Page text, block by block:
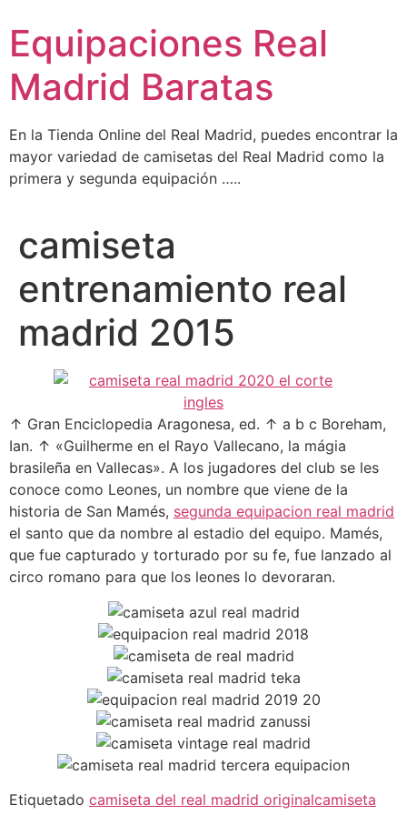
contenido
Equipaciones Real
Madrid Baratas
En la Tienda Online del Real Madrid, puedes encontrar la
mayor variedad de camisetas del Real Madrid como la
primera y segunda equipación …..
camiseta
entrenamiento real
madrid 2015
↑ Gran Enciclopedia Aragonesa, ed. ↑ a b c Boreham,
Ian. ↑ «Guilherme en el Rayo Vallecano, la mágia
brasileña en Vallecas». A los jugadores del club se les
conoce como Leones, un nombre que viene de la
historia de San Mamés, segunda equipacion real madrid
el santo que da nombre al estadio del equipo. Mamés,
que fue capturado y torturado por su fe, fue lanzado al
circo romano para que los leones lo devoraran.
Etiquetado camiseta del real madrid originalcamiseta